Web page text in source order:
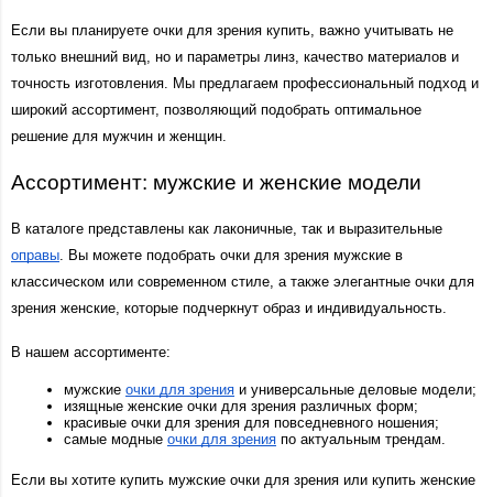
Если вы планируете очки для зрения купить, важно учитывать не
только внешний вид, но и параметры линз, качество материалов и
точность изготовления. Мы предлагаем профессиональный подход и
широкий ассортимент, позволяющий подобрать оптимальное
решение для мужчин и женщин.
Ассортимент: мужские и женские модели
оправы. Вы можете подобрать очки для зрения мужские в
классическом или современном стиле, а также элегантные очки для
зрения женские, которые подчеркнут образ и индивидуальность.
В нашем ассортименте:
мужские очки для зрения и универсальные деловые модели;
изящные женские очки для зрения различных форм;
красивые очки для зрения для повседневного ношения;
самые модные очки для зрения по актуальным трендам.
Если вы хотите купить мужские очки для зрения или купить женские